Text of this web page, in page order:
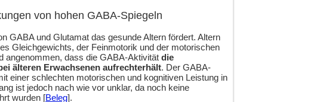
von hohen GABA-Spiegeln
GABA und Glutamat das gesunde Altern fördert. Altern
Gleichgewichts, der Feinmotorik und der motorischen
angenommen, dass die GABA-Aktivität die
älteren Erwachsenen aufrechterhält. Der GABA-
einer schlechten motorischen und kognitiven Leistung in
ist jedoch nach wie vor unklar, da noch keine
wurden [Beleg].